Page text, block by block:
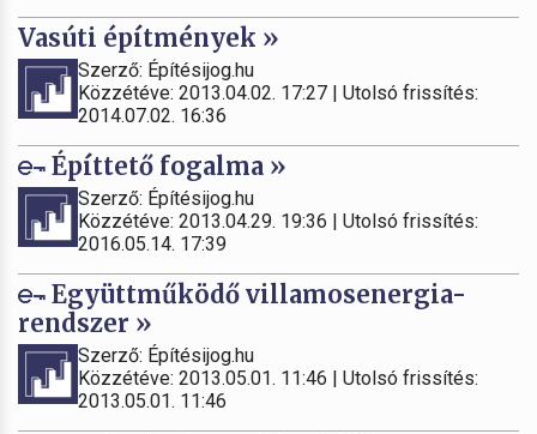
Vasúti építmények »
Szerző: Építésijog.hu
Közzétéve: 2013.04.02. 17:27 | Utolsó frissítés:
2014.07.02. 16:36
Építtető fogalma »
Szerző: Építésijog.hu
Közzétéve: 2013.04.29. 19:36 | Utolsó frissítés:
2016.05.14. 17:39
Együttműködő villamosenergia-
rendszer »
Szerző: Építésijog.hu
Közzétéve: 2013.05.01. 11:46 | Utolsó frissítés:
2013.05.01. 11:46